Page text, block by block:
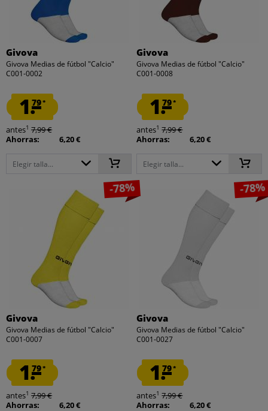
Givova
Givova Medias de fútbol "Calcio"
C001-0002
1.79*
antes1 7,99 €
Ahorras:
6,20 €
Elegir talla...
Givova
Givova Medias de fútbol "Calcio"
C001-0008
1.79*
antes1 7,99 €
Ahorras:
6,20 €
Elegir talla...
-78%
Givova
Givova Medias de fútbol "Calcio"
C001-0007
1.79*
antes1 7,99 €
Ahorras:
6,20 €
-78%
Givova
Givova Medias de fútbol "Calcio"
C001-0027
1.79*
antes1 7,99 €
Ahorras:
6,20 €